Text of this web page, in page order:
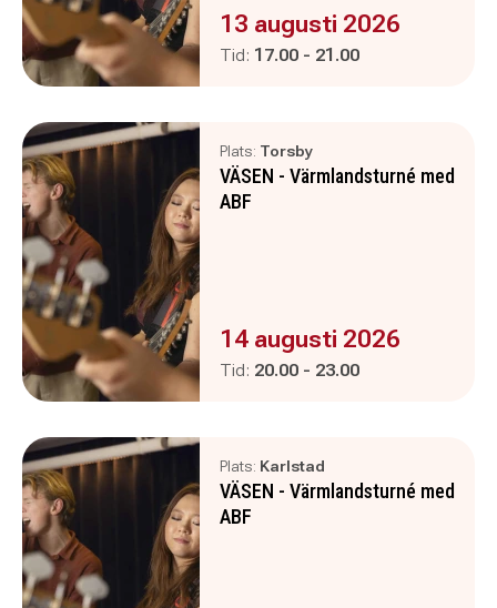
Evenemanget är :
13 augusti 2026
Tid: Pågår mellan
17.00 - och
21.00
Plats: Torsby
VÄSEN - Värmlandsturné med
ABF
Evenemanget är :
14 augusti 2026
Tid: Pågår mellan
20.00 - och
23.00
Plats: Karlstad
VÄSEN - Värmlandsturné med
ABF